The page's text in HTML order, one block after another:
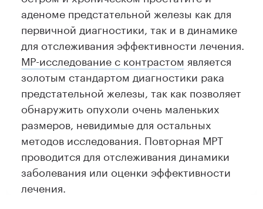
аденоме предстательной железы как для
первичной диагностики, так и в динамике
для отслеживания эффективности лечения.
МР-исследование с контрастом является
золотым стандартом диагностики рака
предстательной железы, так как позволяет
обнаружить опухоли очень маленьких
размеров, невидимые для остальных
методов исследования. Повторная МРТ
проводится для отслеживания динамики
заболевания или оценки эффективности
лечения.